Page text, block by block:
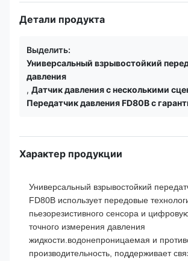
Детали продукта
Выделить:
Универсальный взрывостойкий
давления
, Датчик давления с несколькими
Передатчик давления FD80B с
Характер продукции
Универсальный взрывостойкий
FD80B использует передовые
пьезорезистивного сенсора и
точного измерения давления
жидкости.водонепроницаемая и
производительность, поддерживает